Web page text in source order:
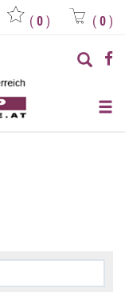
( 0 ) ( 0 )